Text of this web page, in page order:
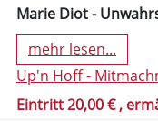
Marie Diot -
mehr lesen...
Up'n Hoff -
Eintritt 20,00 €,